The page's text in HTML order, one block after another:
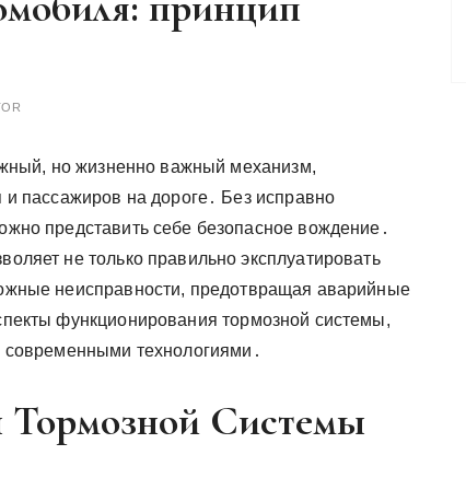
но жизненно важный механизм,
пассажиров на дороге․ Без исправно
представить себе безопасное вождение․
не только правильно эксплуатировать
неисправности, предотвращая аварийные
функционирования тормозной системы,
современными технологиями․
Системы